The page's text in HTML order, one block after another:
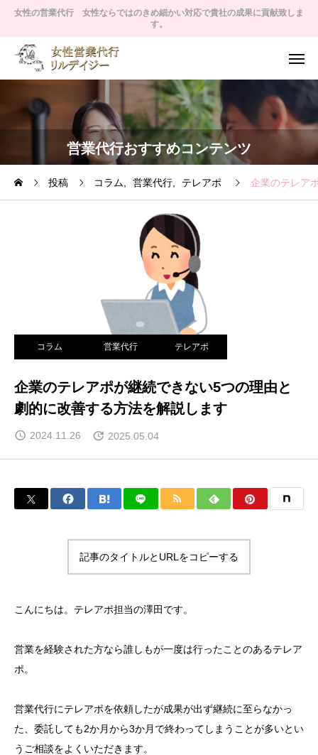
女性の営業代行 女性ならではのきめ細かい対応で貴社の成果に貢献致しま
す。
営業代行おすすめコンテンツ
投稿 コラム 営業代行 テレアポ 企業のテレア
コラム 営業代行 テレアポ
企業のテレアポが継続できない5つの理由と
劇的に改善する方法を解説します
2024.11.26 2025.05.04
記事のタイトルとURLをコピーする
こんにちは。テレアポ担当の澤田です。
営業を経験された方なら誰しもが一度は行ったことのあるテレア
ポ。
営業代行にテレアポを依頼したが成果が出ず継続に至らなかっ
た、委託しても2か月から3か月で終わってしまうことが多いとい
うご相談をよくいただきます。